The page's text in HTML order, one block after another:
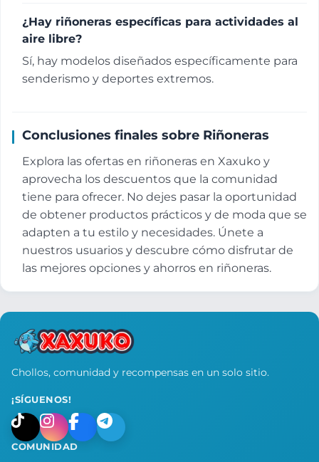
¿Hay riñoneras específicas para actividades al
aire libre?
Sí, hay modelos diseñados específicamente para
senderismo y deportes extremos.
Conclusiones finales sobre Riñoneras
Explora las ofertas en riñoneras en Xaxuko y
aprovecha los descuentos que la comunidad
tiene para ofrecer. No dejes pasar la oportunidad
de obtener productos prácticos y de moda que se
adapten a tu estilo y necesidades. Únete a
nuestros usuarios y descubre cómo disfrutar de
las mejores opciones y ahorros en riñoneras.
Chollos, comunidad y recompensas en un solo sitio.
¡SÍGUENOS!
COMUNIDAD